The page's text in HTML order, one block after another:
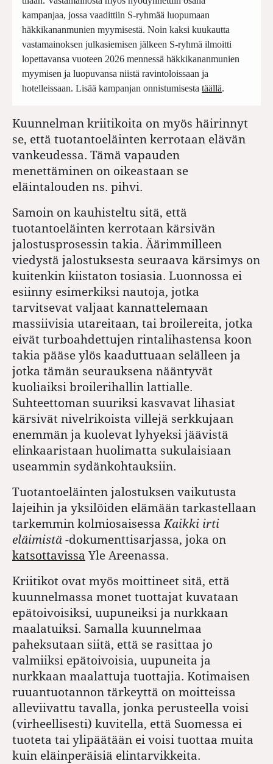
kampanjaa, jossa vaadittiin S-ryhmää luopumaan
häkkikananmunien myymisestä. Noin kaksi kuukautta
vastamainoksen julkasiemisen jälkeen S-ryhmä ilmoitti
lopettavansa vuoteen 2026 mennessä häkkikananmunien
myymisen ja luopuvansa niistä ravintoloissaan ja
hotelleissaan. Lisää kampanjan onnistumisesta täällä.
Kuunnelman kriitikoita on myös häirinnyt
se, että tuotantoeläinten kerrotaan elävän
vankeudessa. Tämä vapauden
menettäminen on oikeastaan se
eläintalouden ns. pihvi.
Samoin on kauhisteltu sitä, että
tuotantoeläinten kerrotaan kärsivän
jalostusprosessin takia. Äärimmilleen
viedystä jalostuksesta seuraava kärsimys on
kuitenkin kiistaton tosiasia. Luonnossa ei
esiinny esimerkiksi nautoja, jotka
tarvitsevat valjaat kannattelemaan
massiivisia utareitaan, tai broilereita, jotka
eivät turboahdettujen rintalihastensa koon
takia pääse ylös kaaduttuaan selälleen ja
jotka tämän seurauksena nääntyvät
kuoliaiksi broilerihallin lattialle.
Suhteettoman suuriksi kasvavat lihasiat
kärsivät nivelrikoista villejä serkkujaan
enemmän ja kuolevat lyhyeksi jäävistä
elinkaaristaan huolimatta sukulaisiaan
useammin sydänkohtauksiin.
Tuotantoeläinten jalostuksen vaikutusta
lajeihin ja yksilöiden elämään tarkastellaan
tarkemmin kolmiosaisessa Kaikki irti
eläimistä -dokumenttisarjassa, joka on
katsottavissa Yle Areenassa.
Kriitikot ovat myös moittineet sitä, että
kuunnelmassa monet tuottajat kuvataan
epätoivoisiksi, uupuneiksi ja nurkkaan
maalatuiksi. Samalla kuunnelmaa
paheksutaan siitä, että se rasittaa jo
valmiiksi epätoivoisia, uupuneita ja
nurkkaan maalattuja tuottajia. Kotimaisen
ruuantuotannon tärkeyttä on moitteissa
alleviivattu tavalla, jonka perusteella voisi
(virheellisesti) kuvitella, että Suomessa ei
tuoteta tai ylipäätään ei voisi tuottaa muita
kuin eläinperäisiä elintarvikkeita.